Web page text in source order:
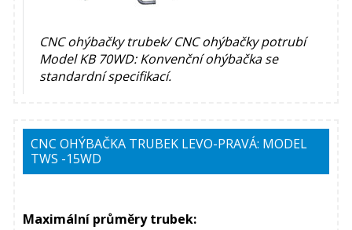
CNC ohýbačky trubek/ CNC ohýbačky potrubí
Model KB 70WD: Konvenční ohýbačka se
standardní specifikací.
CNC OHÝBAČKA TRUBEK LEVO-PRAVÁ: MODEL
TWS -15WD
Maximální průměry trubek: